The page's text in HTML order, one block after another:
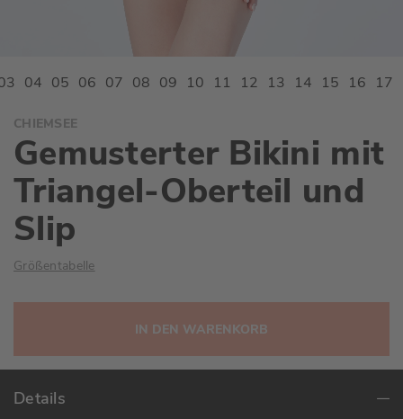
Anfang
der
Bildgalerie
springen
CHIEMSEE
Gemusterter Bikini mit
Triangel-Oberteil und
Slip
Größentabelle
IN DEN WARENKORB
Details